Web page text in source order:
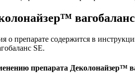
о препарате содержится в
SE.
препарата Деколонайзер™